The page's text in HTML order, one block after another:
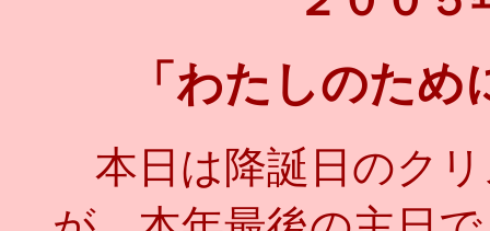
「わたしのた
本日は降誕日のク